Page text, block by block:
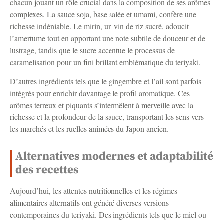
chacun jouant un rôle crucial dans la composition de ses arômes
complexes. La sauce soja, base salée et umami, confère une
richesse indéniable. Le mirin, un vin de riz sucré, adoucit
l’amertume tout en apportant une note subtile de douceur et de
lustrage, tandis que le sucre accentue le processus de
caramelisation pour un fini brillant emblématique du teriyaki.
D’autres ingrédients tels que le gingembre et l’ail sont parfois
intégrés pour enrichir davantage le profil aromatique. Ces
arômes terreux et piquants s’intermêlent à merveille avec la
richesse et la profondeur de la sauce, transportant les sens vers
les marchés et les ruelles animées du Japon ancien.
Alternatives modernes et adaptabilité
des recettes
Aujourd’hui, les attentes nutritionnelles et les régimes
alimentaires alternatifs ont généré diverses versions
contemporaines du teriyaki. Des ingrédients tels que le miel ou